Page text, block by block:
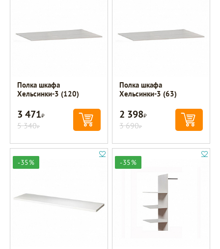
Полка шкафа
Хельсинки-3 (120)
3 471Р
5 340Р
Полка шкафа
Хельсинки-3 (63)
2 398Р
3 690Р
-35% -35%